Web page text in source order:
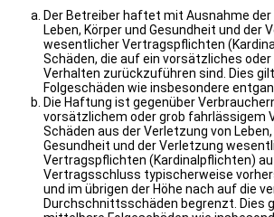
Der Betreiber haftet mit Ausnahme der
Leben, Körper und Gesundheit und der
wesentlicher Vertragspflichten
Schäden, die auf ein vorsätzliches
Verhalten zurückzuführen sind. Dies
Folgeschäden wie insbesondere
Die Haftung ist gegenüber
vorsätzlichem oder grob fahrlässigem
Schäden aus der Verletzung von Leben,
Gesundheit und der Verletzung
Vertragspflichten (Kardinalpflichten)
Vertragsschluss typischerweise
und im übrigen der Höhe nach auf die
Durchschnittsschäden begrenzt. Dies